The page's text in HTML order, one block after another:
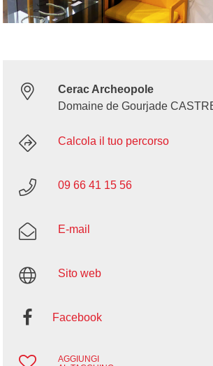
Cerac Archeopole
Domaine de Gourjade
Calcola il tuo percorso
09 66 41 15 56
E-mail
Sito web
Facebook
AGGIUNGI